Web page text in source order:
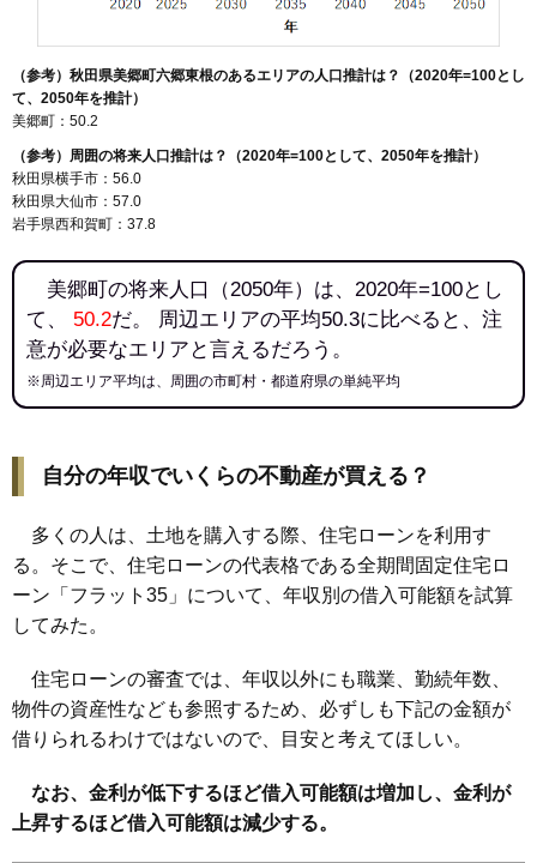
（参考）秋田県美郷町六郷東根のあるエリアの人口推計は？（2020年=100とし
て、2050年を推計）
美郷町：50.2
（参考）周囲の将来人口推計は？（2020年=100として、2050年を推計）
秋田県横手市：56.0
秋田県大仙市：57.0
岩手県西和賀町：37.8
美郷町の将来人口（2050年）は、2020年=100とし
て、 50.2だ。 周辺エリアの平均50.3に比べると、注
意が必要なエリアと言えるだろう。
※周辺エリア平均は、周囲の市町村・都道府県の単純平均
自分の年収でいくらの不動産が買える？
多くの人は、土地を購入する際、住宅ローンを利用す
る。そこで、住宅ローンの代表格である全期間固定住宅ロ
ーン「フラット35」について、年収別の借入可能額を試算
してみた。
住宅ローンの審査では、年収以外にも職業、勤続年数、
物件の資産性なども参照するため、必ずしも下記の金額が
借りられるわけではないので、目安と考えてほしい。
なお、金利が低下するほど借入可能額は増加し、金利が
上昇するほど借入可能額は減少する。